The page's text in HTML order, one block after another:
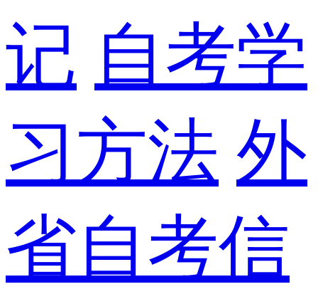
记 自考学
习方法 外
省自考信